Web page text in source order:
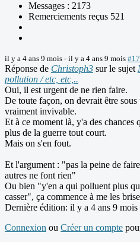
Messages : 2173
Remerciements reçus 521
il y a 4 ans 9 mois - il y a 4 ans 9 mois
Réponse de Christoph3 sur le sujet
pollution / etc, etc,..
Oui, il est urgent de ne rien faire.
De toute façon, on devrait être
vraiment invivable.
Et à ce moment là, y'a des
plus de la guerre tout court.
Mais on s'en fout.
Et l'argument : "pas la peine de
autres ne font rien"
Ou bien "y'en a qui polluent plus
casser", ça commence à me les
Dernière édition: il y a 4 ans 9 mois
Connexion ou Créer un compte